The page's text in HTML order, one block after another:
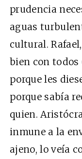
prudencia
aguas
cultural.
bien con todos
porque les
porque sabía
quien.
inmune a la
ajeno, lo veía